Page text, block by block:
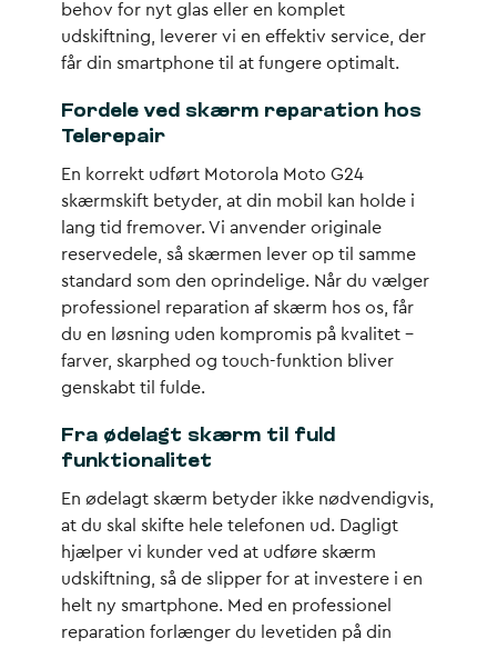
behov for nyt glas eller en komplet
udskiftning, leverer vi en effektiv service, der
får din smartphone til at fungere optimalt.
Fordele ved skærm reparation hos
Telerepair
En korrekt udført Motorola Moto G24
skærmskift betyder, at din mobil kan holde i
lang tid fremover. Vi anvender originale
reservedele, så skærmen lever op til samme
standard som den oprindelige. Når du vælger
professionel reparation af skærm hos os, får
du en løsning uden kompromis på kvalitet –
farver, skarphed og touch-funktion bliver
genskabt til fulde.
Fra ødelagt skærm til fuld
funktionalitet
En ødelagt skærm betyder ikke nødvendigvis,
at du skal skifte hele telefonen ud. Dagligt
hjælper vi kunder ved at udføre skærm
udskiftning, så de slipper for at investere i en
helt ny smartphone. Med en professionel
reparation forlænger du levetiden på din